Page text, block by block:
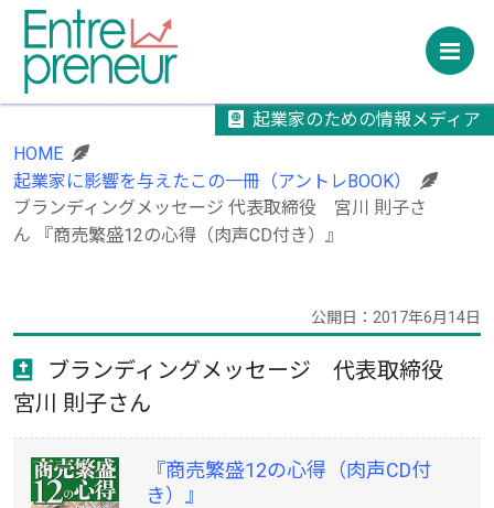
起業家のための情報メディア
HOME
起業家に影響を与えたこの一冊（アントレBOOK）
ブランディングメッセージ 代表取締役 宮川 則子さ
ん 『商売繁盛12の心得（肉声CD付き）』
公開日：2017年6月14日
ブランディングメッセージ 代表取締役
宮川 則子さん
『商売繁盛12の心得（肉声CD付
き）』